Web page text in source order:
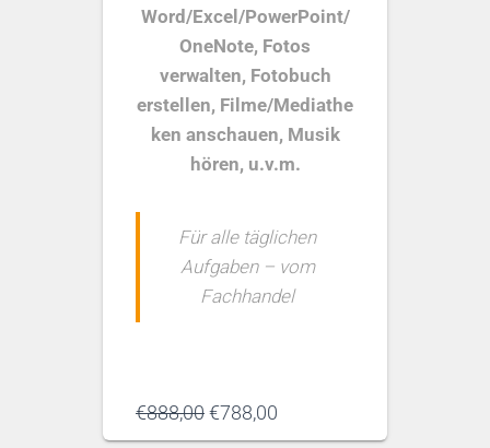
Word/Excel/PowerPoint/
OneNote, Fotos
verwalten, Fotobuch
erstellen, Filme/Mediathe
ken anschauen, Musik
hören, u.v.m.
Für alle täglichen
Aufgaben – vom
Fachhandel
€888,00Ursprünglicher
Preis
€788,00
Preis